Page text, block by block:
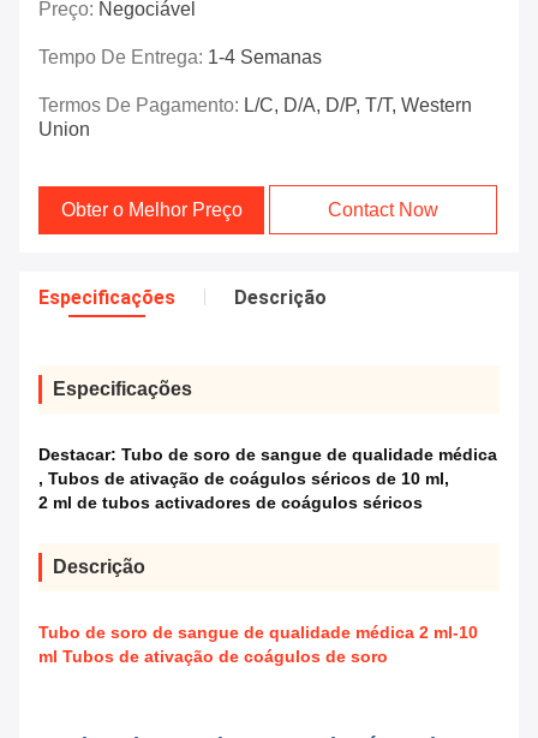
Preço: Negociável
Tempo De Entrega: 1-4 Semanas
Termos De Pagamento: L/C, D/A, D/P, T/T, Western
Union
Obter o Melhor Preço Contact Now
Especificações Descrição
Especificações
Destacar: Tubo de soro de sangue de qualidade médica
, Tubos de ativação de coágulos séricos de 10 ml,
2 ml de tubos activadores de coágulos séricos
Descrição
Tubo de soro de sangue de qualidade médica 2 ml-10
ml Tubos de ativação de coágulos de soro